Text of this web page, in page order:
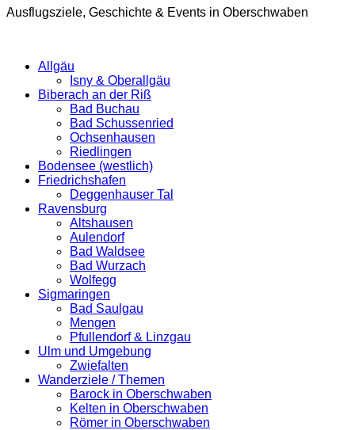
Ausflugsziele, Geschichte & Events in Oberschwaben
Allgäu
Isny & Oberallgäu
Biberach an der Riß
Bad Buchau
Bad Schussenried
Ochsenhausen
Riedlingen
Bodensee (westlich)
Friedrichshafen
Deggenhauser Tal
Ravensburg
Altshausen
Aulendorf
Bad Waldsee
Bad Wurzach
Wolfegg
Sigmaringen
Bad Saulgau
Mengen
Pfullendorf & Linzgau
Ulm und Umgebung
Zwiefalten
Wanderziele / Themen
Barock in Oberschwaben
Kelten in Oberschwaben
Römer in Oberschwaben